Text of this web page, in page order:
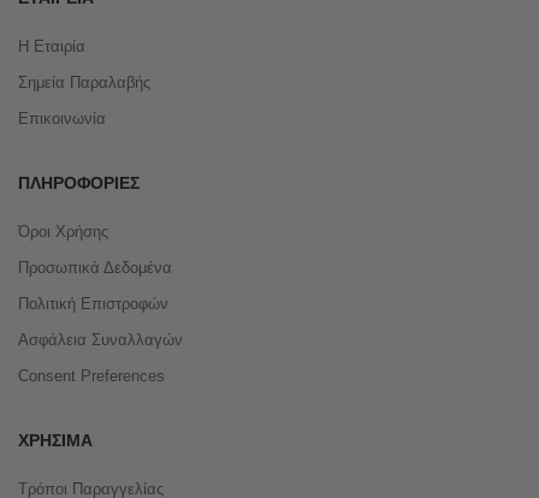
Η Εταιρία
Σημεία Παραλαβής
Επικοινωνία
ΠΛΗΡΟΦΟΡΊΕΣ
Όροι Χρήσης
Προσωπικά Δεδομένα
Πολιτική Επιστροφών
Ασφάλεια Συναλλαγών
Consent Preferences
ΧΡΉΣΙΜΑ
Τρόποι Παραγγελίας